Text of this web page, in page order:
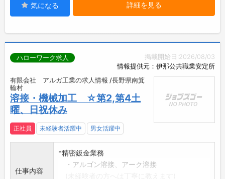
気になる 詳細を見る
掲載開始日:2026/08/03
情報提供元：伊那公共職業安定所
ハローワーク求人
有限会社 アルガ工業の求人情報 /長野県南箕
輪村
溶接・機械加工 ☆第2,第4土
曜、日祝休み
正社員 未経験者活躍中 男女活躍中
仕事内容
*精密鈑金業務
・アルゴン溶接、アーク溶接